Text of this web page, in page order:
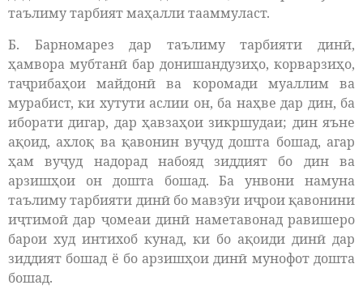
таълиму тарбият маҳалли тааммуласт.
Б. Барномарез дар таълиму тарбияти динӣ,
ҳамвора мубтанӣ бар донишандузиҳо, корварзиҳо,
таҷрибаҳои майдонӣ ва коромади муаллим ва
мурабист, ки хутути аслии он, ба наҳве дар дин, ба
иборати дигар, дар ҳавзаҳои зикршудаи; дин яъне
ақоид, ахлоқ ва қавонин вуҷуд дошта бошад, агар
ҳам вуҷуд надорад набояд зиддият бо дин ва
арзишҳои он дошта бошад. Ба унвони намуна
таълиму тарбияти динӣ бо мавзӯи иҷрои қавонини
иҷтимоӣ дар ҷомеаи динӣ наметавонад равишеро
барои худ интихоб кунад, ки бо ақоиди динӣ дар
зиддият бошад ё бо арзишҳои динӣ мунофот дошта
бошад.